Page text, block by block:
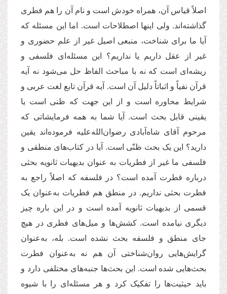
اصلاً قیاس آن، همراه خودش است و نام آن را هم فطری
گذاشته‌اند. ولی اینها اصطلاحات است. اما این مسئله که
آیا ما برای شناخت، منبعی اصیل غیر از علم حضوری و
غیر از عقل داریم یا نداریم؟ این مسئله‌ای فلسفی و
ریشه‌ای است که نه با مباحث الفاظ حل می‌شود نه آیه
قرآن نفیاً و اثباتاً دلیل آن است. آيه قرآن تابع لغت عربی و
شرایط محاوره است و از این جهت که ظنی است یا
یقینی قابل بحث است. آیا شما به همه فرمایشاتی که
مرحوم آقای شاه‌آبادی رضوان‌الله‌علیه فرموده‌اند یقین
دارید؟ این یک بحث ظنّی است. آیا در کتاب‌های منطقی و
فلسفی ما غیر از فطریات به عنوان بدیهیات ثانویه بحثی
درباره فطرت آمده است؟ در فلسفه که اصلاً راجع به
فطرت بحثی نداریم. در منطق هم فطریات به‌عنوان یک
قسمی از بدیهیات ثانویه آمده است و در این باره چیز
دیگری نیامده است. کشش‌ها و میل‌های فطری در هیچ‌
جای منطق و فلسفه بحث نشده است. بله، به‌عنوان
گرایش‌هایی روان‌شناختی آن هم نه به‌عنوان فطرت
بحث‌هایی شده است. این بحث‌ها جنبه‌های مختلفی دارد و
باید حیثیت‌ها را تفکیک کرد و هر مسئله‌ای را با شیوه